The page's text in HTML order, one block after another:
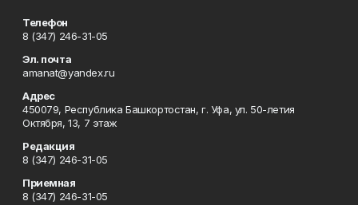
Телефон
8 (347) 246-31-05
Эл. почта
amanat@yandex.ru
Адрес
450079, Республика Башкортостан, г. Уфа, ул. 50-летия
Октября, 13, 7 этаж
Редакция
8 (347) 246-31-05
Приемная
8 (347) 246-31-05